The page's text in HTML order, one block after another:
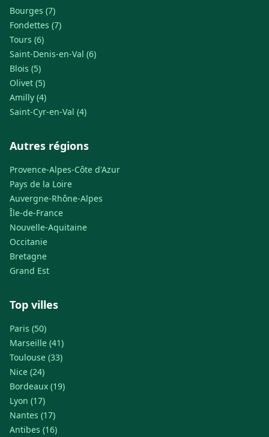
Bourges (7)
Fondettes (7)
Tours (6)
Saint-Denis-en-Val (6)
Blois (5)
Olivet (5)
Amilly (4)
Saint-Cyr-en-Val (4)
Autres régions
Provence-Alpes-Côte d'Azur
Pays de la Loire
Auvergne-Rhône-Alpes
Île-de-France
Nouvelle-Aquitaine
Occitanie
Bretagne
Grand Est
Top villes
Paris (50)
Marseille (41)
Toulouse (33)
Nice (24)
Bordeaux (19)
Lyon (17)
Nantes (17)
Antibes (16)